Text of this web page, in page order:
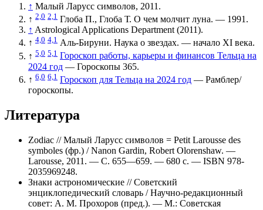
↑ Малый Ларусс символов, 2011.
↑ 2,0 2,1 Глоба П., Глоба Т. О чем молчит луна. — 1991.
↑ Astrological Applications Department (2011).
↑ 4,0 4,1 Аль-Бируни. Наука о звездах. — начало XI века.
↑ 5,0 5,1 Гороскоп работы, карьеры и финансов Тельца на
2024 год — Гороскопы 365.
↑ 6,0 6,1 Гороскоп для Тельца на 2024 год — Рамблер/
гороскопы.
Литература
Zodiac // Малый Ларусс символов = Petit Larousse des
symboles (фр.) / Nanon Gardin, Robert Olorenshaw. —
Larousse, 2011. — С. 655—659. — 680 с. — ISBN 978-
2035969248.
Знаки астрономические // Советский
энциклопедический словарь / Научно-редакционный
совет: А. М. Прохоров (пред.). — М.: Советская